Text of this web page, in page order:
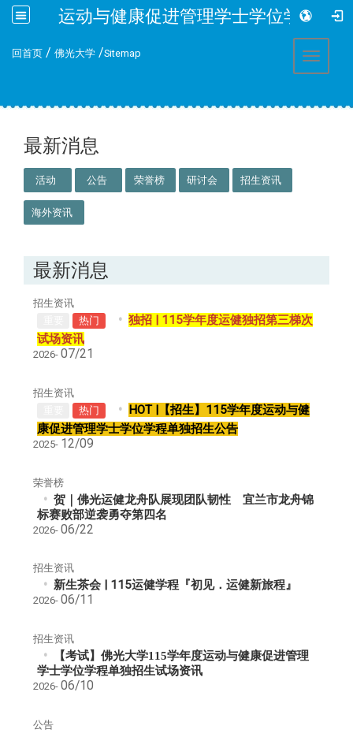
运动与健康促进管理学士学位学程
回首页 / 佛光大学 /Sitemap Toggle
最新消息
活动 公告 荣誉榜 研讨会 招生资讯
海外资讯
最新消息
招生资讯
热门
独招 | 115学年度运健独招第三梯次
试场资讯
2026- 07/21
招生资讯
热门
HOT |【招生】115学年度运动与健
康促进管理学士学位学程单独招生公告
2025- 12/09
荣誉榜
贺｜佛光运健龙舟队展现团队韧性 宜兰市龙舟锦
标赛败部逆袭勇夺第四名
2026- 06/22
招生资讯
新生茶会 | 115运健学程『初见．运健新旅程』
2026- 06/11
招生资讯
【考试】佛光大学115学年度运动与健康促进管理
学士学位学程单独招生试场资讯
2026- 06/10
公告